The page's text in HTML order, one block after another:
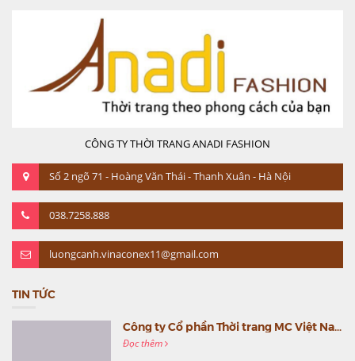
CÔNG TY THỜI TRANG ANADI FASHION
Số 2 ngõ 71 - Hoàng Văn Thái - Thanh Xuân - Hà Nội
038.7258.888
luongcanh.vinaconex11@gmail.com
TIN TỨC
Công ty Cổ phần Thời trang MC Việt Nam (MC Fashion) tổ chức Gala mừng sinh nhật lần thứ 9
Đọc thêm